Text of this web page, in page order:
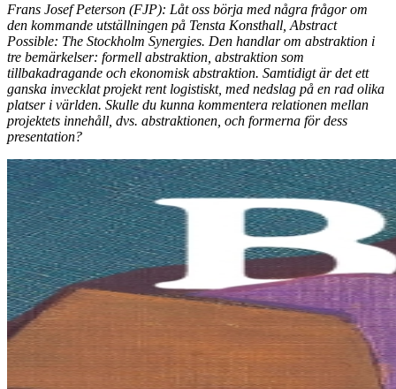
Frans Josef Peterson (FJP): Låt oss börja med några frågor om
den kommande utställningen på Tensta Konsthall, Abstract
Possible: The Stockholm Synergies. Den handlar om abstraktion i
tre bemärkelser: formell abstraktion, abstraktion som
tillbakadragande och ekonomisk abstraktion. Samtidigt är det ett
ganska invecklat projekt rent logistiskt, med nedslag på en rad olika
platser i världen. Skulle du kunna kommentera relationen mellan
projektets innehåll, dvs. abstraktionen, och formerna för dess
presentation?